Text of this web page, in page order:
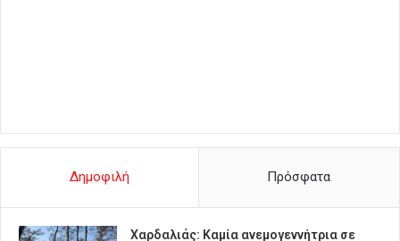
Δημοφιλή Πρόσφατα
Χαρδαλιάς: Καμία ανεμογεννήτρια σε